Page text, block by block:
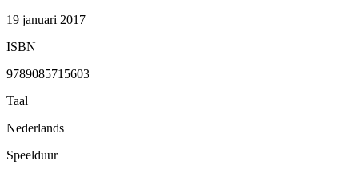
19 januari 2017
ISBN
9789085715603
Taal
Nederlands
Speelduur